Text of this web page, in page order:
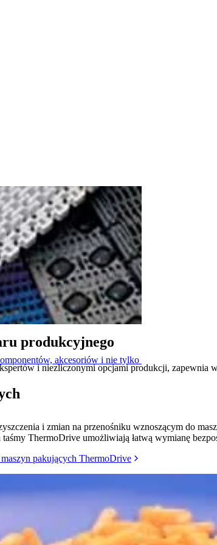
akcesoriów i nie tylko
produkcyjnego
i niezliczonymi opcjami produkcji,
i zmian na przenośniku wznoszącym do
ThermoDrive umożliwiają łatwą wymianę
pakujących ThermoDrive